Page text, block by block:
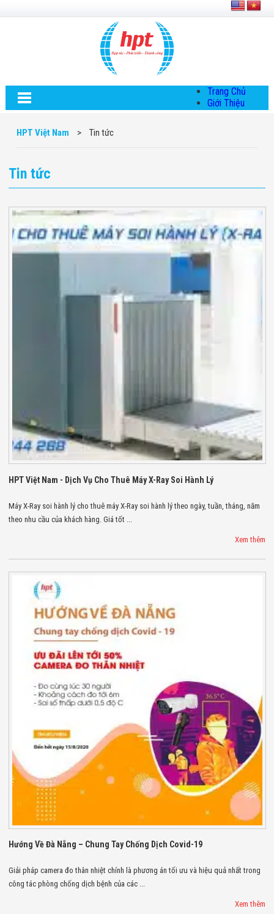
Trang Chủ
Giới Thiệu
Chiến Lược
Thông Tin
Chuyển Khoản
Giải Pháp
Giải Pháp Thiết
Sản - Đông
Lạnh
Giải Pháp Thiết
Bị Ngành Thực
Kiện Điện Tử
Giải Pháp Thiết
Bị Ngành Giáo
Dục
Giải Pháp Thiết
Bị Ngành Bán
Lẻ - Retail
Giải Pháp
Ngành Công An
Giữ Xe Thông
Minh
Thuốc Nổ
Phòng Chống
Khủng Bố
Camera Đo
Thân Nhiệt
THIẾT BỊ
CHUYÊN
DỤNG
Máy Dò Tạp
Chất
Màn Hình
Tương Tác
Màn Hình LED
Thực Phẩm
Nghiệp
HPT Việt Nam > Tin tức
Tin tức
HPT Việt Nam - Dịch Vụ Cho Thuê Máy X-Ray Soi Hành Lý
Máy X-Ray soi hành lý cho thuê máy X-Ray soi hành lý theo ngày, tuần, tháng, năm
theo nhu cầu của khách hàng. Giá tốt ...
Xem thêm
Hướng Về Đà Nẵng – Chung Tay Chống Dịch Covid-19
Giải pháp camera đo thân nhiệt chính là phương án tối ưu và hiệu quả nhất trong
công tác phòng chống dịch bệnh của các ...
Xem thêm